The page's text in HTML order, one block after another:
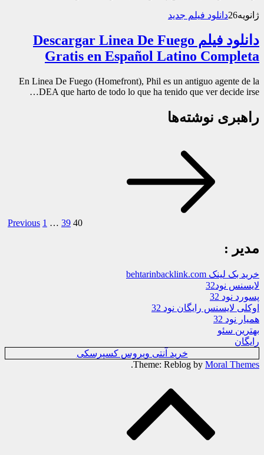
ژانویه26دانلود فیلم جدید
دانلود فیلم Descargar Linea De Fuego
Gratis en Español Latino Completa
En Linea De Fuego (Homefront), Phil es un antiguo agente de la
DEA que harto de todo lo que ha tenido que ver decide irse…
راهبری نوشته‌ها
Previous 1 … 39 40
مدیر :
خرید بک لینک behtarinbacklink.com
لایسنس نود32
پسورد نود 32
اوکلی لایسنس رایگان نود 32
همیار نود 32
بهترین سئو
رایگان
خرید آنتی ویروس کسپرسکی
Theme: Reblog by Moral Themes
.